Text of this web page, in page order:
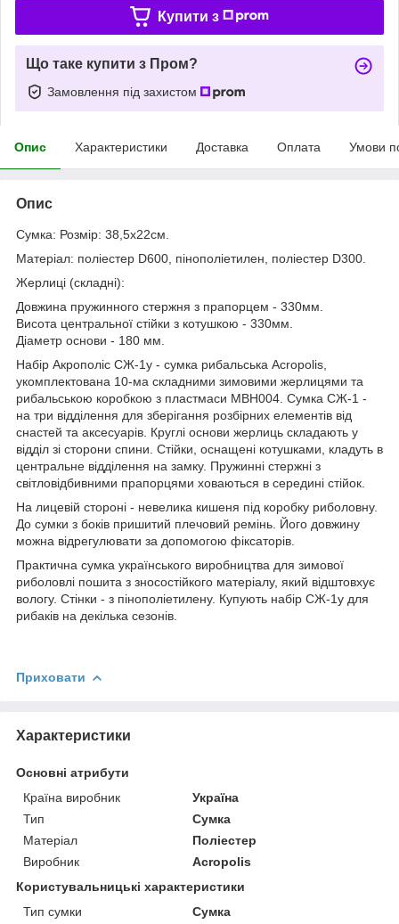
Купити з
Що таке купити з Пром?
Замовлення під захистом
Опис Характеристики Доставка Оплата Умови
Опис
Сумка: Розмір: 38,5х22см.
Матеріал: поліестер D600, пінополіетилен, поліестер D300.
Жерлиці (складні):
Довжина пружинного стержня з прапорцем - 330мм.
Висота центральної стійки з котушкою - 330мм.
Діаметр основи - 180 мм.
Набір Акрополіс СЖ-1у - сумка рибальська Acropolis,
укомплектована 10-ма складними зимовими жерлицями та
рибальською коробкою з пластмаси МВН004. Сумка СЖ-1 -
на три відділення для зберігання розбірних елементів від
снастей та аксесуарів. Круглі основи жерлиць складають у
відділ зі сторони спини. Стійки, оснащені котушками, кладуть в
центральне відділення на замку. Пружинні стержні з
світловідбивними прапорцями ховаються в середині стійок.
На лицевій стороні - невелика кишеня під коробку риболовну.
До сумки з боків пришитий плечовий ремінь. Його довжину
можна відрегулювати за допомогою фіксаторів.
Практична сумка українського виробництва для зимової
риболовлі пошита з зносостійкого матеріалу, який відштовхує
вологу. Стінки - з пінополіетилену. Купують набір СЖ-1у для
рибаків на декілька сезонів.
Приховати
Характеристики
Основні атрибути
Країна виробник
Україна
Тип
Сумка
Матеріал
Поліестер
Виробник
Acropolis
Користувальницькі характеристики
Тип сумки
Сумка